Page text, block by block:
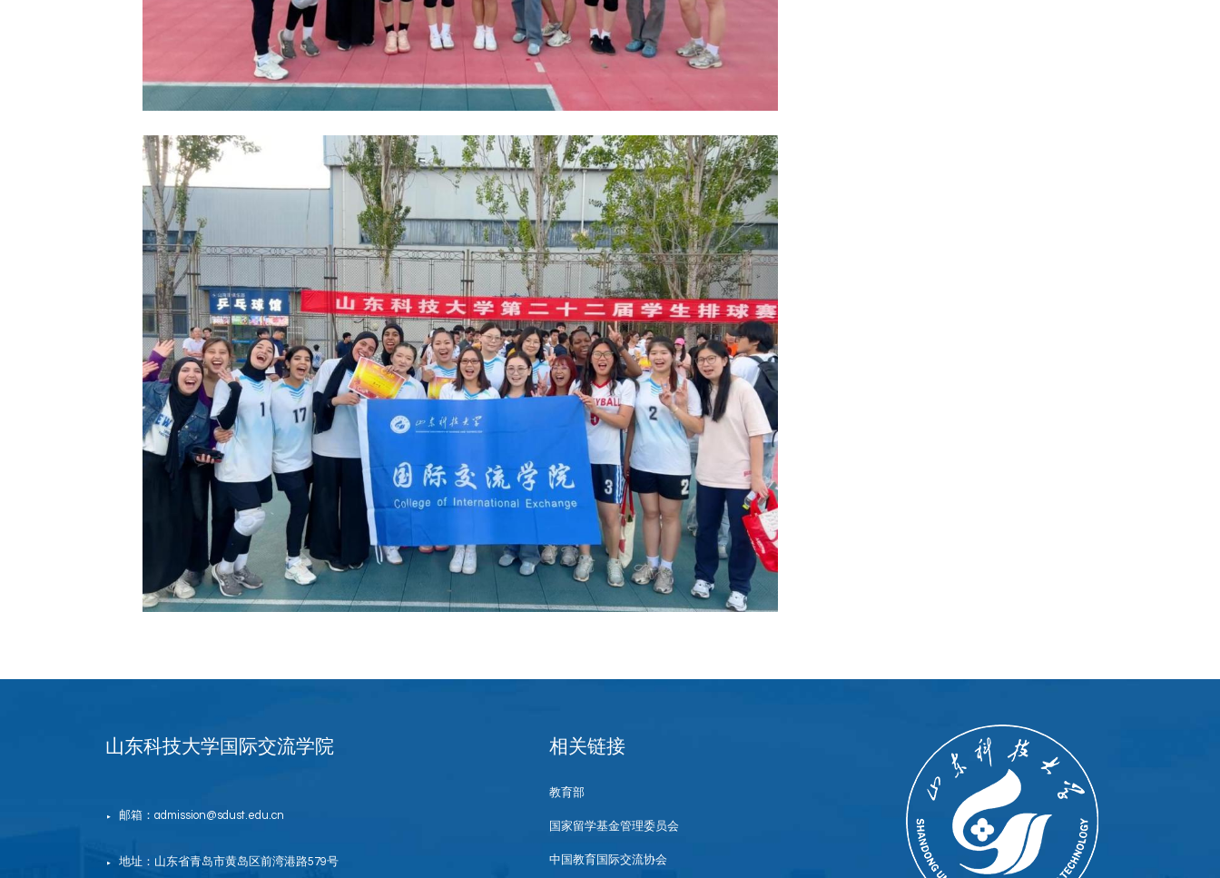
山东科技大学国际交流学院
▶ 邮箱：admission@sdust.edu.cn
▶ 地址：山东省青岛市黄岛区前湾港路579号
相关链接
教育部
国家留学基金管理委员会
中国教育国际交流协会